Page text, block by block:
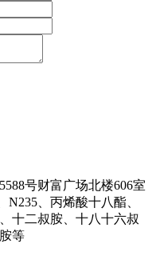
号财富广场北楼606室
、丙烯酸十八酯、
十二叔胺、十八十六叔
等